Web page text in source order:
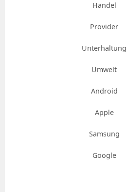
Handel
Provider
Unterhaltung
Umwelt
Android
Apple
Samsung
Google